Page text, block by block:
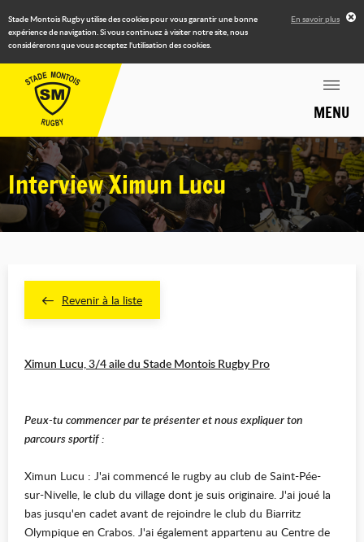
Stade Montois Rugby utilise des cookies pour vous garantir une bonne
expérience de navigation. Si vous continuez à visiter notre site, nous
considérerons que vous acceptez l'utilisation des cookies.
En savoir plus
MENU
Interview Ximun Lucu
Revenir à la liste
Ximun Lucu, 3/4 aile du Stade Montois Rugby Pro
Peux-tu commencer par te présenter et nous expliquer ton
parcours sportif :
Ximun Lucu : J'ai commencé le rugby au club de Saint-Pée-
sur-Nivelle, le club du village dont je suis originaire. J'ai joué la
bas jusqu'en cadet avant de rejoindre le club du Biarritz
Olympique en Crabos. J'ai également appartenu au Centre de